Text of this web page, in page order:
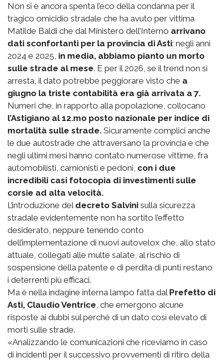
Non si è ancora spenta l’eco della condanna per il
tragico omicidio stradale che ha avuto per vittima
Matilde Baldi che dal Ministero dell’Interno arrivano
dati sconfortanti per la provincia di Asti: negli anni
2024 e 2025, in media, abbiamo pianto un morto
sulle strade al mese. E per il 2026, se il trend non si
arresta, il dato potrebbe peggiorare visto che a
giugno la triste contabilità era già arrivata a 7.
Numeri che, in rapporto alla popolazione, collocano
l’Astigiano al 12.mo posto nazionale per indice di
mortalità sulle strade. Sicuramente complici anche
le due autostrade che attraversano la provincia e che
negli ultimi mesi hanno contato numerose vittime, fra
automobilisti, camionisti e pedoni, con i due
incredibili casi fotocopia di investimenti sulle
corsie ad alta velocità.
L’introduzione del decreto Salvini sulla sicurezza
stradale evidentemente non ha sortito l’effetto
desiderato, neppure tenendo conto
dell’implementazione di nuovi autovelox che, allo stato
attuale, collegati alle multe salate, al rischio di
sospensione della patente e di perdita di punti restano
i deterrenti più efficaci.
Ma è nella indagine interna lampo fatta dal Prefetto di
Asti, Claudio Ventrice , che emergono alcune
risposte ai dubbi sul perché di un dato così elevato di
morti sulle strade.
«Analizzando le comunicazioni che riceviamo in caso
di incidenti per il successivo provvementi di ritiro della